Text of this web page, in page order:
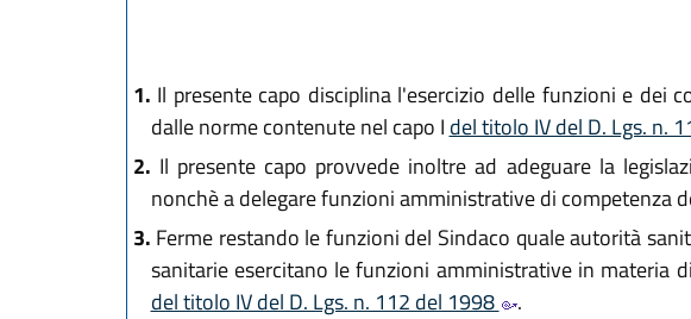
1. Il presente capo disciplina l'esercizio delle funzioni e
dalle norme contenute nel capo I del titolo IV del D. Lgs. n.
2. Il presente capo provvede inoltre ad adeguare la
nonchè a delegare funzioni amministrative di competenza
3. Ferme restando le funzioni del Sindaco quale autorità
sanitarie esercitano le funzioni amministrative in materia
del titolo IV del D. Lgs. n. 112 del 1998
.